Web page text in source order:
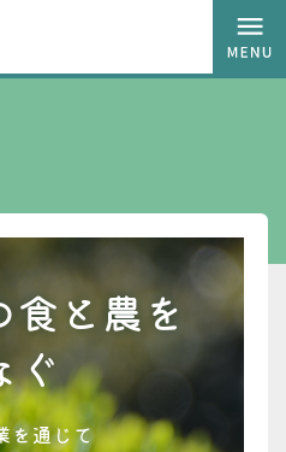
食と農を
ぐ
を通じて